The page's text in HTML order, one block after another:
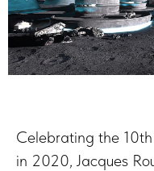
Celebrating the
in 2020, Jacques